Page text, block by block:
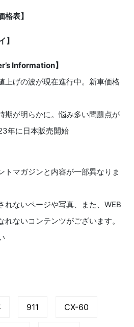
格表】
】
Information】
上げの波が現在進行中。新車価格
期が明らかに。悩み多い問題点が
年に日本販売開始
トマガジンと内容が一部異なりま
れないページや写真、また、WEB
ないコンテンツがございます。
911 CX-60